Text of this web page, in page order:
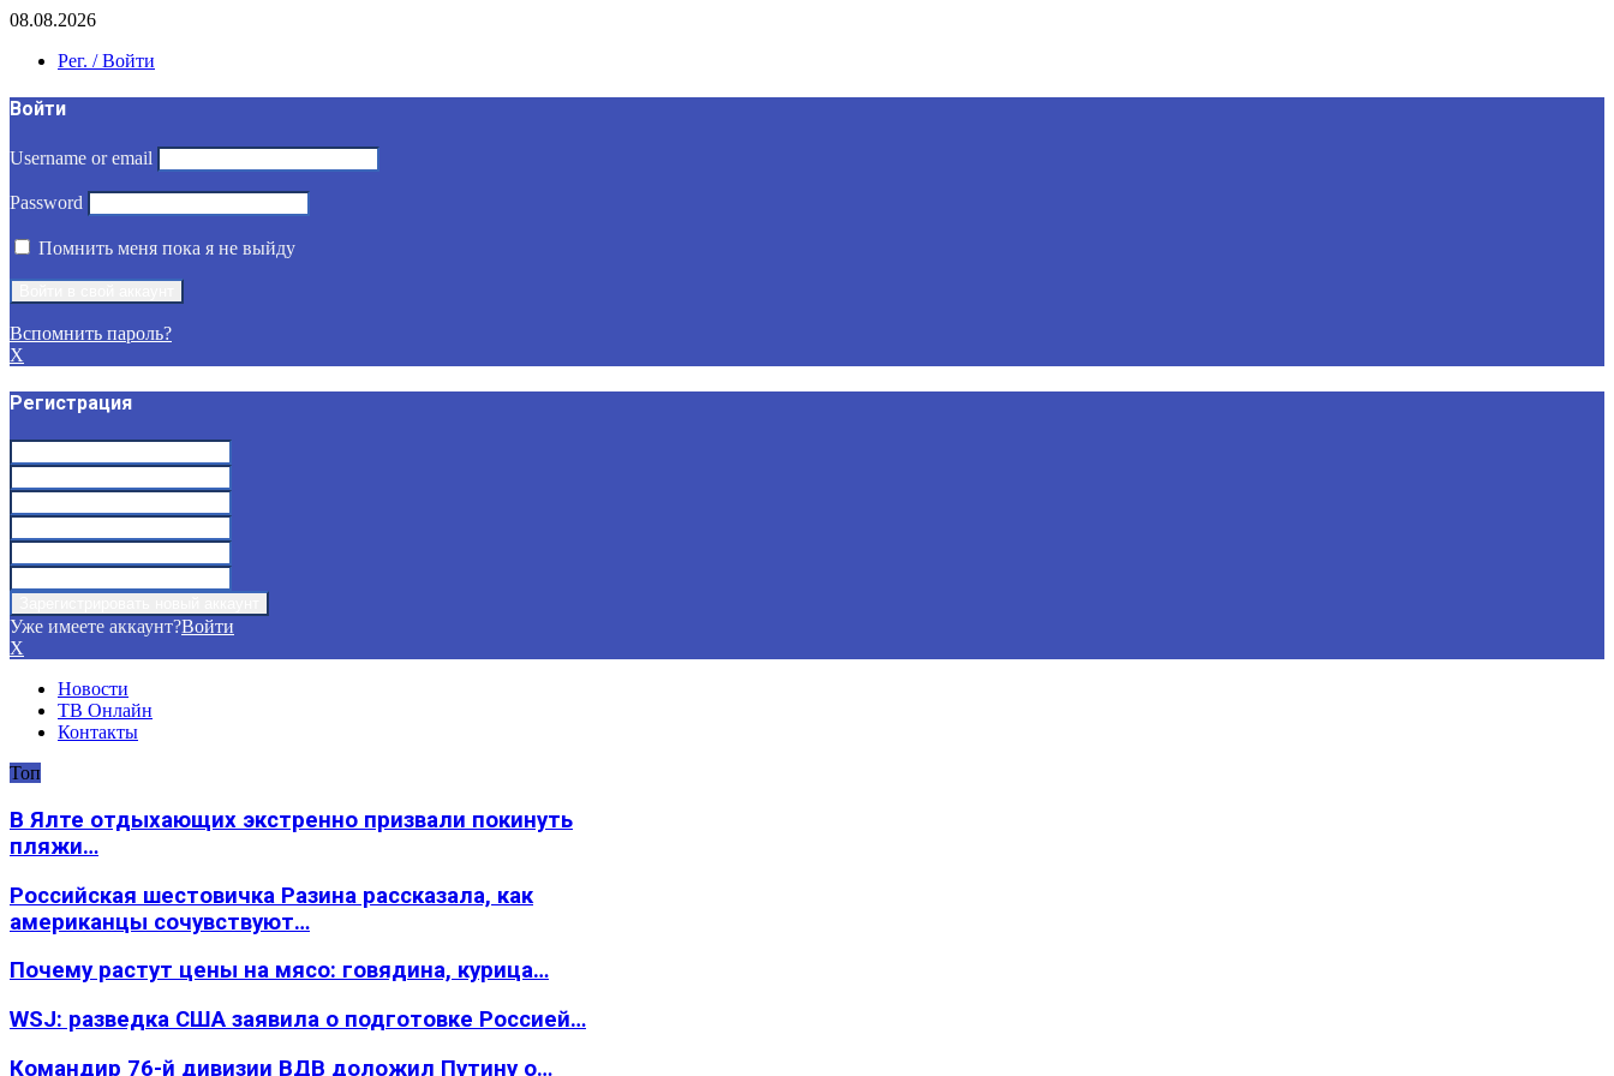
08.08.2026
Рег. / Войти
Войти
Username or email
Password
Помнить меня пока я не выйду
Вспомнить пароль?
X
Регистрация
Уже имеете аккаунт?Войти
X
Новости
ТВ Онлайн
Контакты
Топ
В Ялте отдыхающих экстренно призвали покинуть
пляжи…
Российская шестовичка Разина рассказала, как
американцы сочувствуют…
Почему растут цены на мясо: говядина, курица…
WSJ: разведка США заявила о подготовке Россией…
Командир 76-й дивизии ВДВ доложил Путину о…